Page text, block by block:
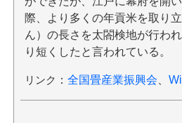
際、より多くの年貢米を取り
ん）の長さを太閤検地が行わ
り短くしたと言われている。
リンク ： 全国畳産業振興会、